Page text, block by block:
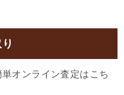
オンライン査定はこち